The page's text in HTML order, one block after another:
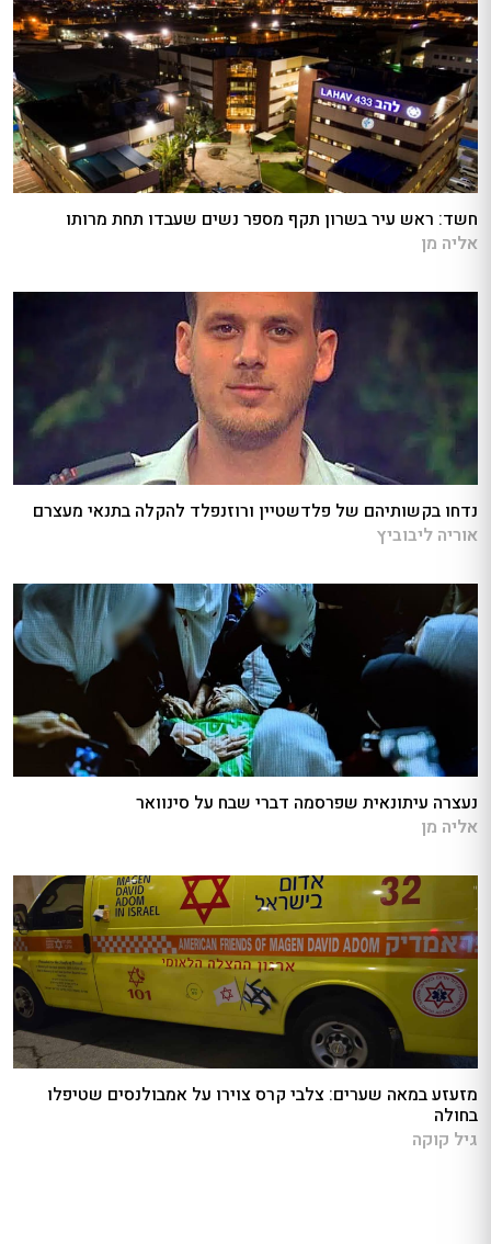
חשד: ראש עיר בשרון תקף מספר נשים שעבדו תחת מרותו
אליה מן
נדחו בקשותיהם של פלדשטיין ורוזנפלד להקלה בתנאי מעצרם
אוריה ליבוביץ
נעצרה עיתונאית שפרסמה דברי שבח על סינוואר
אליה מן
מזעזע במאה שערים: צלבי קרס צוירו על אמבולנסים שטיפלו
בחולה
גיל קוקה